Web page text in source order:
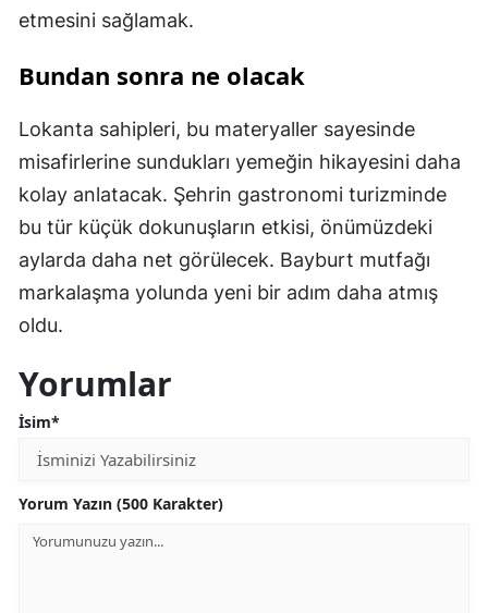
etmesini sağlamak.
Bundan sonra ne olacak
Lokanta sahipleri, bu materyaller sayesinde
misafirlerine sundukları yemeğin hikayesini daha
kolay anlatacak. Şehrin gastronomi turizminde
bu tür küçük dokunuşların etkisi, önümüzdeki
aylarda daha net görülecek. Bayburt mutfağı
markalaşma yolunda yeni bir adım daha atmış
oldu.
Yorumlar
İsim*
Yorum Yazın (500 Karakter)